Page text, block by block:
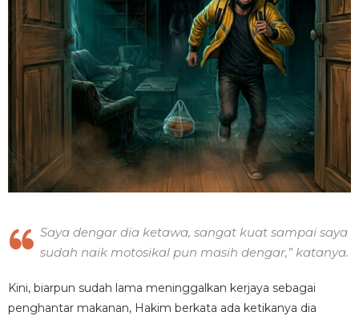
Saya dengar dia ketawa, sangat kuat sampai saya
sudah naik motosikal pun masih dengar,” katanya.
Kini, biarpun sudah lama meninggalkan kerjaya sebagai
penghantar makanan, Hakim berkata ada ketikanya dia